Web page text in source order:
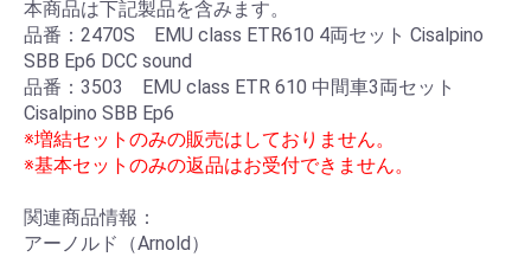
本商品は下記製品を含みます。
品番：2470S EMU class ETR610 4両セット Cisalpino
SBB Ep6 DCC sound
品番：3503 EMU class ETR 610 中間車3両セット
Cisalpino SBB Ep6
※増結セットのみの販売はしておりません。
※基本セットのみの返品はお受付できません。
関連商品情報：
アーノルド（Arnold）